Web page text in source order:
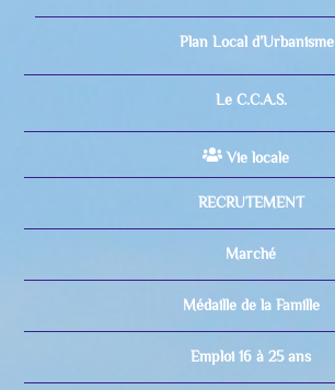
Plan Local d’Urbanisme
Le C.C.A.S.
Vie locale
RECRUTEMENT
Marché
Médaille de la Famille
Emploi 16 à 25 ans